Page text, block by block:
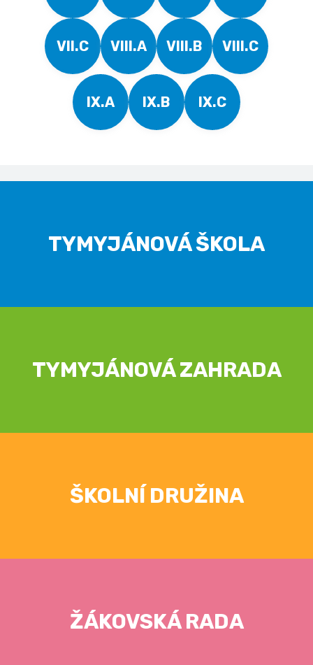
VII.C VIII.A VIII.B VIII.C
IX.A IX.B IX.C
TYMYJÁNOVÁ ŠKOLA
TYMYJÁNOVÁ ZAHRADA
ŠKOLNÍ DRUŽINA
ŽÁKOVSKÁ RADA